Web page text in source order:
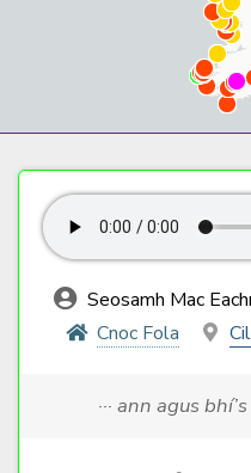
Seosamh Mac
Cnoc Fola
··· ann agus bhí’s